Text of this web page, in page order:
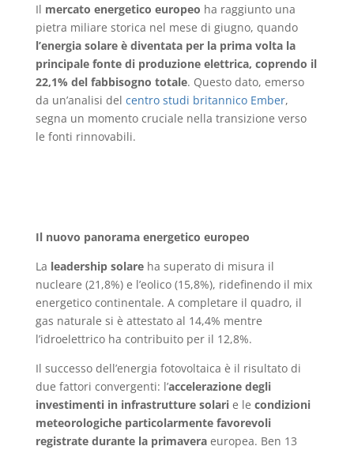
Il mercato energetico europeo ha raggiunto una
pietra miliare storica nel mese di giugno, quando
l’energia solare è diventata per la prima volta la
principale fonte di produzione elettrica, coprendo il
22,1% del fabbisogno totale. Questo dato, emerso
da un’analisi del centro studi britannico Ember,
segna un momento cruciale nella transizione verso
le fonti rinnovabili.
Il nuovo panorama energetico europeo
La leadership solareha superato di misura il
nucleare (21,8%) e l’eolico (15,8%), ridefinendo il mix
energetico continentale. A completare il quadro, il
gas naturale si è attestato al 14,4% mentre
l’idroelettrico ha contribuito per il 12,8%.
Il successo dell’energia fotovoltaica è il risultato di
due fattori convergenti: l’accelerazione degli
investimenti in infrastrutture solarie le condizioni
meteorologiche particolarmente favorevoli
registrate durante la primaveraeuropea. Ben 13